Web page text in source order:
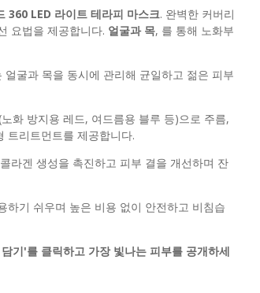
360 LED 라이트 테라피 마스크. 완벽한 커버리
요법을 제공합니다. 얼굴과 목, 를 통해 노화부
굴과 목을 동시에 관리해 균일하고 젊은 피부
화 방지용 레드, 여드름용 블루 등)으로 주름,
트리트먼트를 제공합니다.
라겐 생성을 촉진하고 피부 결을 개선하며 잔
하기 쉬우며 높은 비용 없이 안전하고 비침습
기'를 클릭하고 가장 빛나는 피부를 공개하세